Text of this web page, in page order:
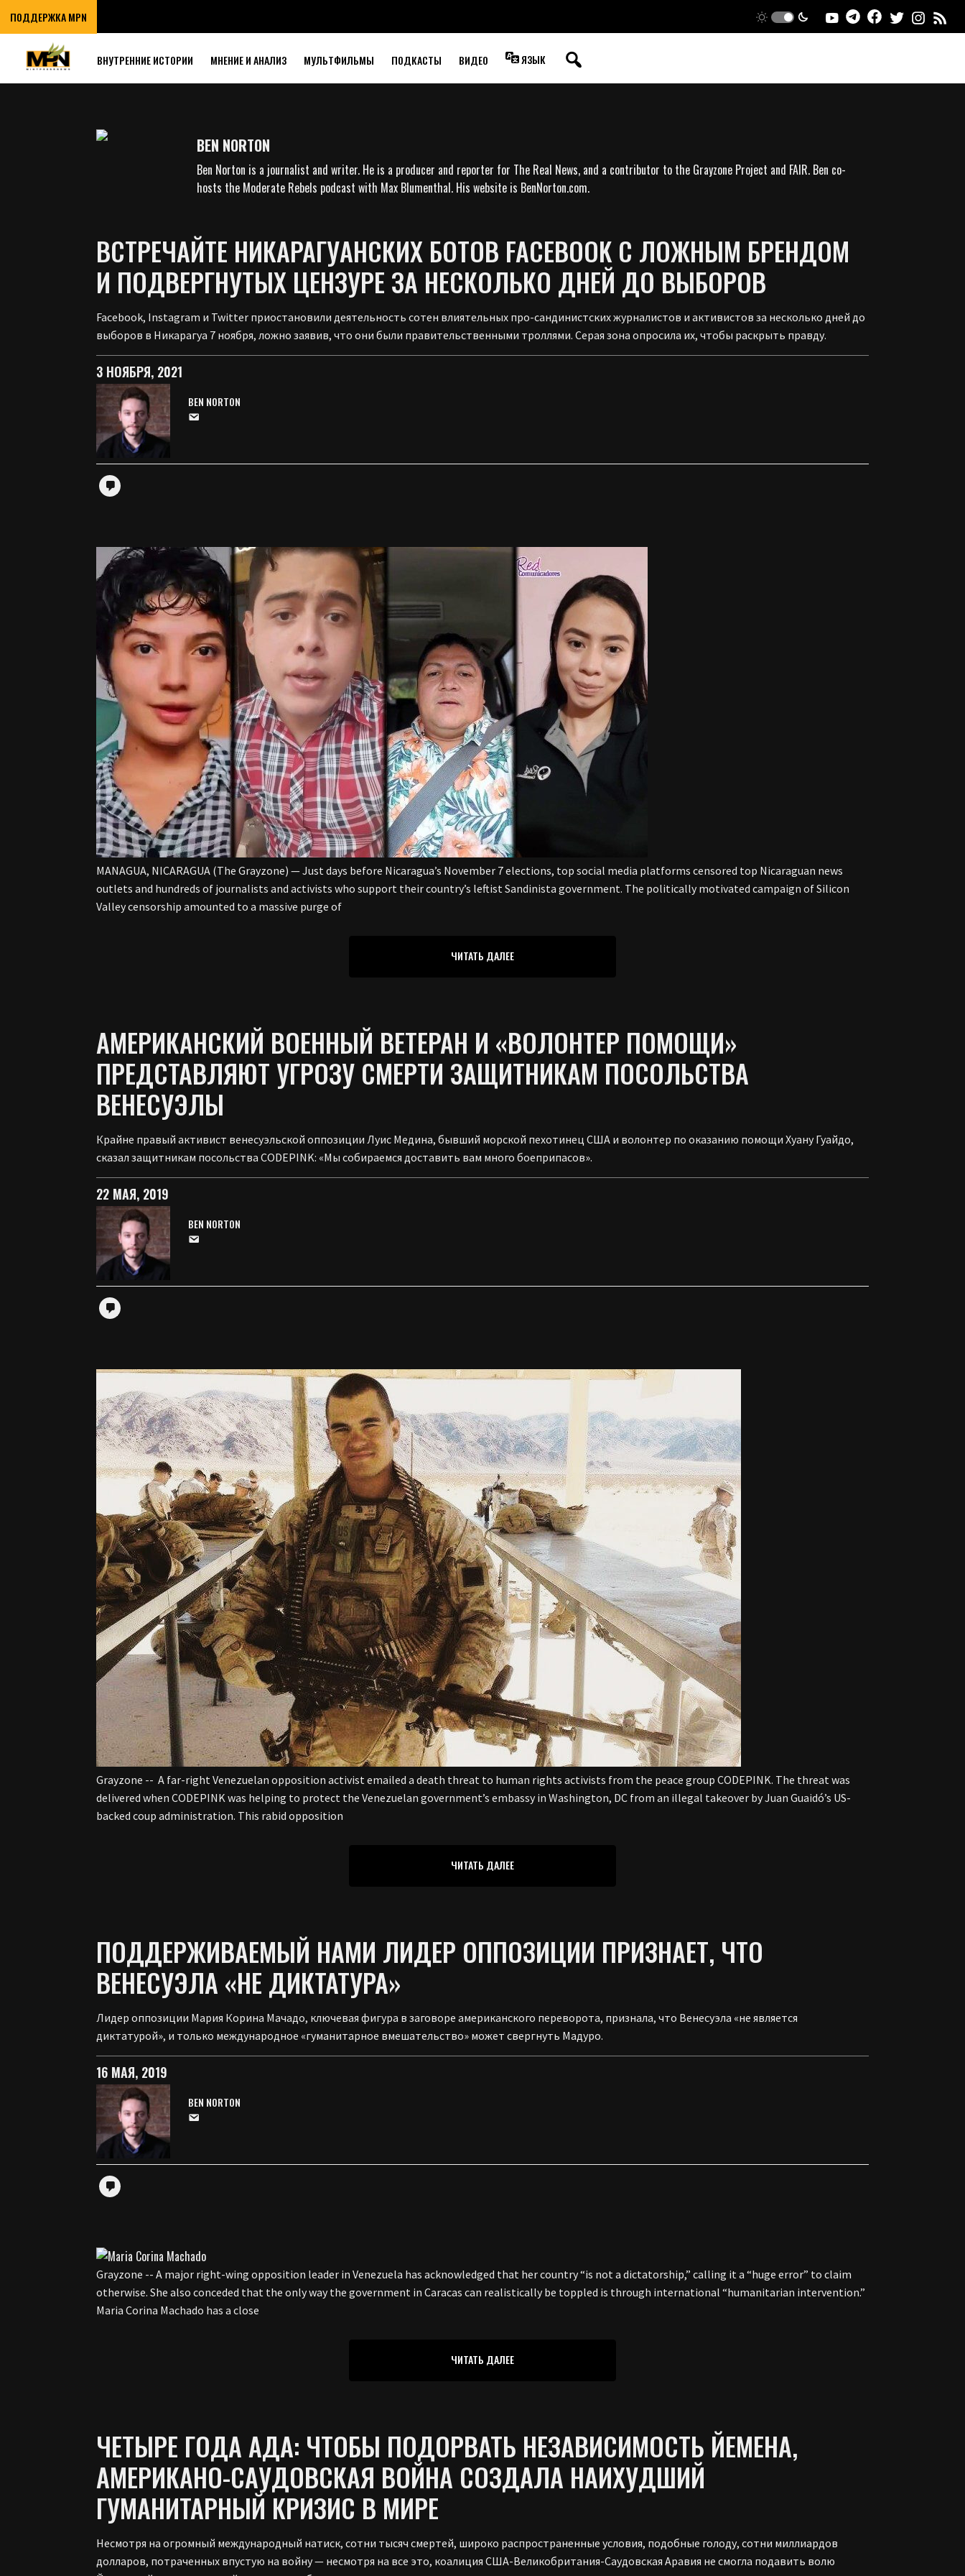
ПОДДЕРЖКА MPN
ВНУТРЕННИЕ ИСТОРИИ МНЕНИЕ И АНАЛИЗ МУЛЬТФИЛЬМЫ ПОДКАСТЫ ВИДЕО ЯЗЫК
BEN NORTON
Ben Norton is a journalist and writer. He is a producer and reporter for The Real News, and a contributor to the Grayzone Project and FAIR. Ben co-
hosts the Moderate Rebels podcast with Max Blumenthal. His website is BenNorton.com.
ВСТРЕЧАЙТЕ НИКАРАГУАНСКИХ БОТОВ FACEBOOK С ЛОЖНЫМ БРЕНДОМ
И ПОДВЕРГНУТЫХ ЦЕНЗУРЕ ЗА НЕСКОЛЬКО ДНЕЙ ДО ВЫБОРОВ
Facebook, Instagram и Twitter приостановили деятельность сотен влиятельных про-сандинистских журналистов и активистов за несколько дней до
выборов в Никарагуа 7 ноября, ложно заявив, что они были правительственными троллями. Серая зона опросила их, чтобы раскрыть правду.
3 НОЯБРЯ, 2021
BEN NORTON
MANAGUA, NICARAGUA (The Grayzone) — Just days before Nicaragua’s November 7 elections, top social media platforms censored top Nicaraguan news
outlets and hundreds of journalists and activists who support their country’s leftist Sandinista government. The politically motivated campaign of Silicon
Valley censorship amounted to a massive purge of
ЧИТАТЬ ДАЛЕЕ
АМЕРИКАНСКИЙ ВОЕННЫЙ ВЕТЕРАН И «ВОЛОНТЕР ПОМОЩИ»
ПРЕДСТАВЛЯЮТ УГРОЗУ СМЕРТИ ЗАЩИТНИКАМ ПОСОЛЬСТВА
ВЕНЕСУЭЛЫ
Крайне правый активист венесуэльской оппозиции Луис Медина, бывший морской пехотинец США и волонтер по оказанию помощи Хуану Гуайдо,
сказал защитникам посольства CODEPINK: «Мы собираемся доставить вам много боеприпасов».
22 МАЯ, 2019
BEN NORTON
Grayzone -- A far-right Venezuelan opposition activist emailed a death threat to human rights activists from the peace group CODEPINK. The threat was
delivered when CODEPINK was helping to protect the Venezuelan government’s embassy in Washington, DC from an illegal takeover by Juan Guaidó’s US-
backed coup administration. This rabid opposition
ЧИТАТЬ ДАЛЕЕ
ПОДДЕРЖИВАЕМЫЙ НАМИ ЛИДЕР ОППОЗИЦИИ ПРИЗНАЕТ, ЧТО
ВЕНЕСУЭЛА «НЕ ДИКТАТУРА»
Лидер оппозиции Мария Корина Мачадо, ключевая фигура в заговоре американского переворота, признала, что Венесуэла «не является
диктатурой», и только международное «гуманитарное вмешательство» может свергнуть Мадуро.
16 МАЯ, 2019
BEN NORTON
Grayzone -- A major right-wing opposition leader in Venezuela has acknowledged that her country “is not a dictatorship,” calling it a “huge error” to claim
otherwise. She also conceded that the only way the government in Caracas can realistically be toppled is through international “humanitarian intervention.”
Maria Corina Machado has a close
ЧИТАТЬ ДАЛЕЕ
ЧЕТЫРЕ ГОДА АДА: ЧТОБЫ ПОДОРВАТЬ НЕЗАВИСИМОСТЬ ЙЕМЕНА,
АМЕРИКАНО-САУДОВСКАЯ ВОЙНА СОЗДАЛА НАИХУДШИЙ
ГУМАНИТАРНЫЙ КРИЗИС В МИРЕ
Несмотря на огромный международный натиск, сотни тысяч смертей, широко распространенные условия, подобные голоду, сотни миллиардов
долларов, потраченных впустую на войну — несмотря на все это, коалиция США-Великобритания-Саудовская Аравия не смогла подавить волю